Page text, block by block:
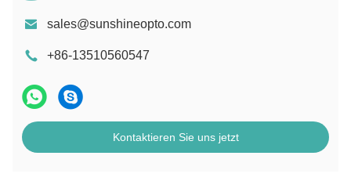
sales@sunshineopto.com
+86-13510560547
Kontaktieren Sie uns jetzt